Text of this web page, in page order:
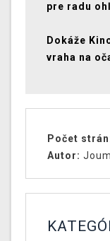
pre radu
Dokáže
vraha na
Počet
Autor: